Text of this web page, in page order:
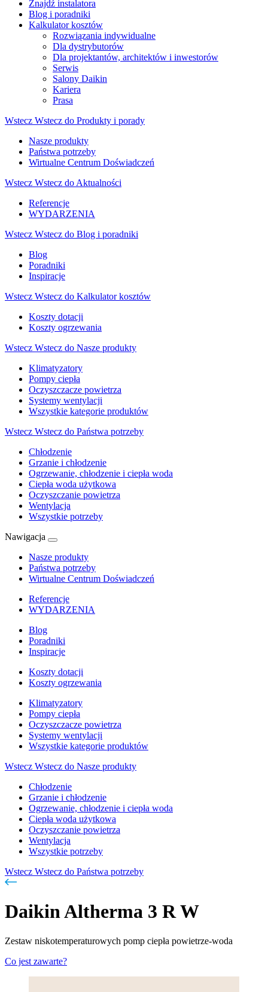
Znajdź instalatora
Blog i poradniki
Kalkulator kosztów
Rozwiązania indywidualne
Dla dystrybutorów
Dla projektantów, architektów i inwestorów
Serwis
Salony Daikin
Kariera
Prasa
Wstecz Wstecz do Produkty i porady
Nasze produkty
Państwa potrzeby
Wirtualne Centrum Doświadczeń
Wstecz Wstecz do Aktualności
Referencje
WYDARZENIA
Wstecz Wstecz do Blog i poradniki
Blog
Poradniki
Inspiracje
Wstecz Wstecz do Kalkulator kosztów
Koszty dotacji
Koszty ogrzewania
Wstecz Wstecz do Nasze produkty
Klimatyzatory
Pompy ciepła
Oczyszczacze powietrza
Systemy wentylacji
Wszystkie kategorie produktów
Wstecz Wstecz do Państwa potrzeby
Chłodzenie
Grzanie i chłodzenie
Ogrzewanie, chłodzenie i ciepła woda
Ciepła woda użytkowa
Oczyszczanie powietrza
Wentylacja
Wszystkie potrzeby
Nawigacja
Nasze produkty
Państwa potrzeby
Wirtualne Centrum Doświadczeń
Referencje
WYDARZENIA
Blog
Poradniki
Inspiracje
Koszty dotacji
Koszty ogrzewania
Klimatyzatory
Pompy ciepła
Oczyszczacze powietrza
Systemy wentylacji
Wszystkie kategorie produktów
Wstecz Wstecz do Nasze produkty
Chłodzenie
Grzanie i chłodzenie
Ogrzewanie, chłodzenie i ciepła woda
Ciepła woda użytkowa
Oczyszczanie powietrza
Wentylacja
Wszystkie potrzeby
Wstecz Wstecz do Państwa potrzeby
Daikin Altherma 3 R W
Zestaw niskotemperaturowych pomp ciepła powietrze-woda
Co jest zawarte?